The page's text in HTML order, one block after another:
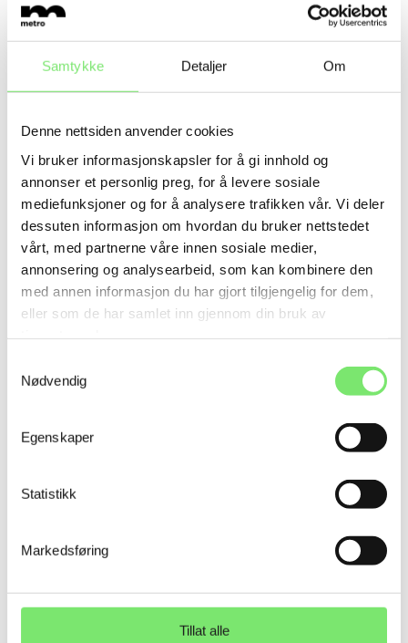
Samtykke Detaljer Om
Denne nettsiden anvender cookies
Vi bruker informasjonskapsler for å gi innhold og
annonser et personlig preg, for å levere sosiale
mediefunksjoner og for å analysere trafikken vår. Vi deler
dessuten informasjon om hvordan du bruker nettstedet
vårt, med partnerne våre innen sosiale medier,
annonsering og analysearbeid, som kan kombinere den
med annen informasjon du har gjort tilgjengelig for dem,
eller som de har samlet inn gjennom din bruk av
Nødvendig
Egenskaper
Statistikk
Markedsføring
Tillat alle
Strategisk merkevarepartner
Da verktøykassen var på plass, ble det viktig å teste
om strategien og konseptet ga mening i utlandet. Vi
gjennomførte en bred undersøkelse i Tyskland hvor
vi dykket ned i produktportefølje, budskap og visuell
retning. ALFA fikk gode score og det var rigget for
tidenes turetappe for ALFA Sko.
strategiske merkevarepartner. I disse dager jobber vi
med å konseptualisere årets nye kolleksjoner og lage